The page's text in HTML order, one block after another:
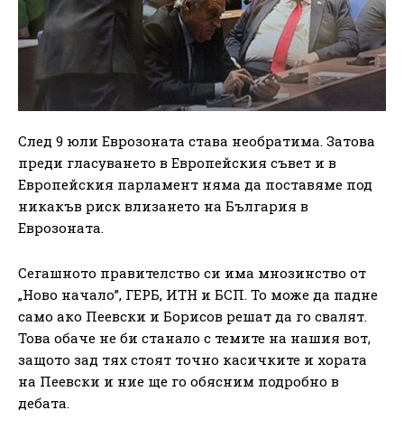
След 9 юли Еврозоната става необратима. Затова
преди гласуването в Европейския съвет и в
Европейския парламент няма да поставяме под
никакъв риск влизането на България в
Еврозоната.
Сегашното правителство си има мнозинство от
„Ново начало”, ГЕРБ, ИТН и БСП. То може да падне
само ако Пеевски и Борисов решат да го свалят.
Това обаче не би станало с темите на нашия вот,
защото зад тях стоят точно касичките и хората
на Пеевски и ние ще го обясним подробно в
дебата.